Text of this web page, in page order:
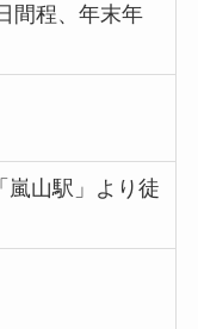
間程、年末年
嵐山駅」より徒